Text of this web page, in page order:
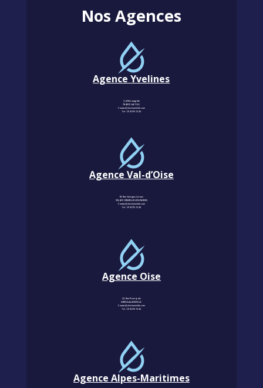
Nos Agences
Agence Yvelines
3, Allée magritte
78400 CHATOU
Contact@km-humidite.com
Tel :01 30 76 13 26
Agence Val-d’Oise
18, Rue Georges Leroux
95240 CORMEILLES-EN-PARISIS
Contact@km-humidite.com
Tel :01 30 76 13 26
Agence Oise
22, Rue Principale
60850 LALANDELLE
Contact@km-humidite.com
Tel :01 30 76 13 26
Agence Alpes-Maritimes